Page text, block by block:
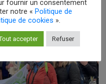
fournir un consentement
notre « Politique de
de cookies ».
accepter Refuser